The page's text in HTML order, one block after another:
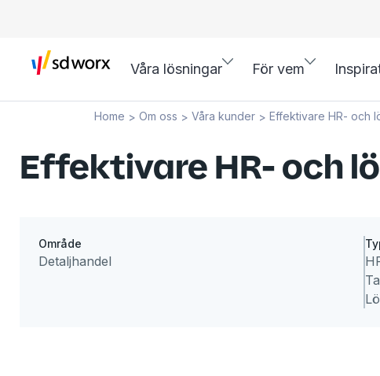
Våra lösningar För vem
Home > Om oss > Våra kunder > Effektivare HR- och
Effektivare HR- och
Område
Detaljhandel